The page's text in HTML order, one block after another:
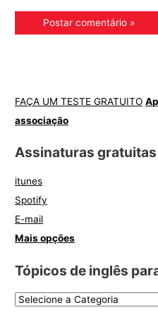
FAÇA UM TESTE GRATUITO
associação
Assinaturas gratuitas
itunes
Spotify
E-mail
Mais opções
Tópicos de inglês